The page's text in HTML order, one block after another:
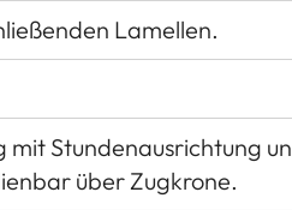
Lamellen.
mit Stundenausrichtung
über Zugkrone.